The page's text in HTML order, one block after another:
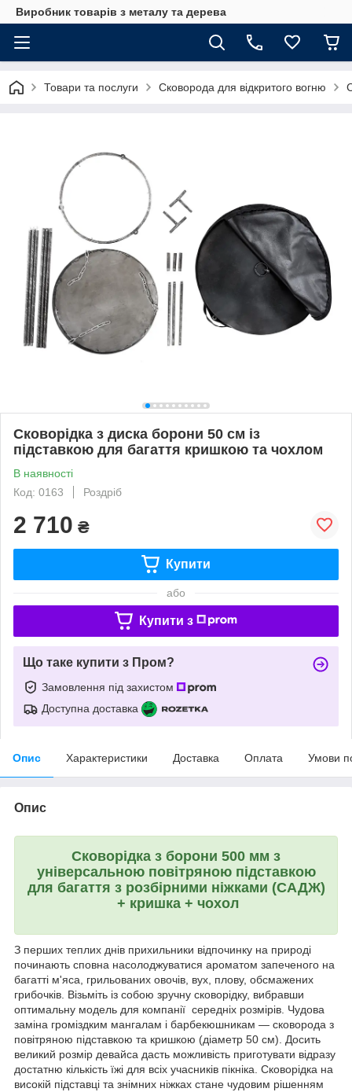
Виробник товарів з металу та дерева
Товари та послуги Сковорода для відкритого вогню
Сковорідка з диска борони 50 см із
підставкою для багаття кришкою та чохлом
В наявності
Код: 0163
Роздріб
2 710 ₴
Купити
або
Купити з
Що таке купити з Пром?
Замовлення під захистом
Доступна доставка
Опис Характеристики Доставка Оплата Умови
Опис
Сковорідка з борони 500 мм з
універсальною повітряною підставкою
для багаття з розбірними ніжками (САДЖ)
+ кришка + чохол
З перших теплих днів прихильники відпочинку на природі
починають сповна насолоджуватися ароматом запеченого на
багатті м'яса, грильованих овочів, вух, плову, обсмажених
грибочків. Візьміть із собою зручну сковорідку, вибравши
оптимальну модель для компанії середніх розмірів. Чудова
заміна громіздким мангалам і барбекюшникам — сковорода з
повітряною підставкою та кришкою (діаметр 50 см). Досить
великий розмір девайса дасть можливість приготувати відразу
достатню кількість їжі для всіх учасників пікніка. Сковорідка на
високій підставці та знімних ніжках стане чудовим рішенням